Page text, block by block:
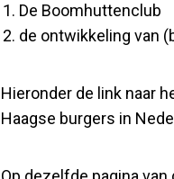
De Boomhuttenclub
de ontwikkeling van
Hieronder de link naar
Haagse burgers in